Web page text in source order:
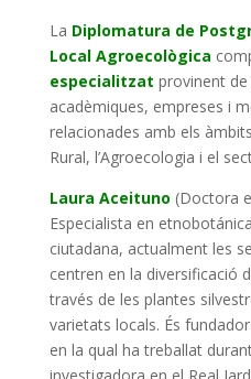
La Diplomatura de
Local Agroecològica
especialitzat provinent
acadèmiques, empreses i
relacionades amb els
Rural, l’Agroecologia i el
Laura Aceituno (Doctora
Especialista en
ciutadana, actualment les
centren en la diversificació
través de les plantes
varietats locals. És
en la qual ha treballat